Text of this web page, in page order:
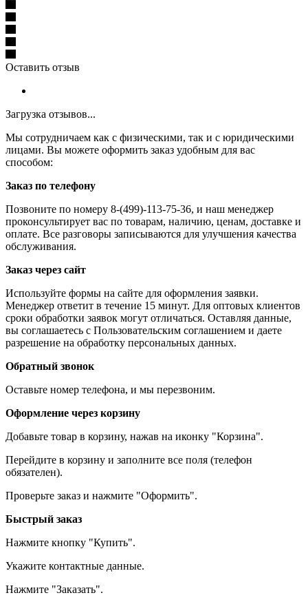
Оставить отзыв
Загрузка отзывов...
Мы сотрудничаем как с физическими, так и с юридическими
лицами. Вы можете оформить заказ удобным для вас
способом:
Заказ по телефону
Позвоните по номеру 8-(499)-113-75-36, и наш менеджер
проконсультирует вас по товарам, наличию, ценам, доставке и
оплате. Все разговоры записываются для улучшения качества
обслуживания.
Заказ через сайт
Используйте формы на сайте для оформления заявки.
Менеджер ответит в течение 15 минут. Для оптовых клиентов
сроки обработки заявок могут отличаться. Оставляя данные,
вы соглашаетесь с Пользовательским соглашением и даете
разрешение на обработку персональных данных.
Обратный звонок
Оставьте номер телефона, и мы перезвоним.
Оформление через корзину
Добавьте товар в корзину, нажав на иконку "Корзина".
Перейдите в корзину и заполните все поля (телефон
обязателен).
Проверьте заказ и нажмите "Оформить".
Быстрый заказ
Нажмите кнопку "Купить".
Укажите контактные данные.
Нажмите "Заказать".